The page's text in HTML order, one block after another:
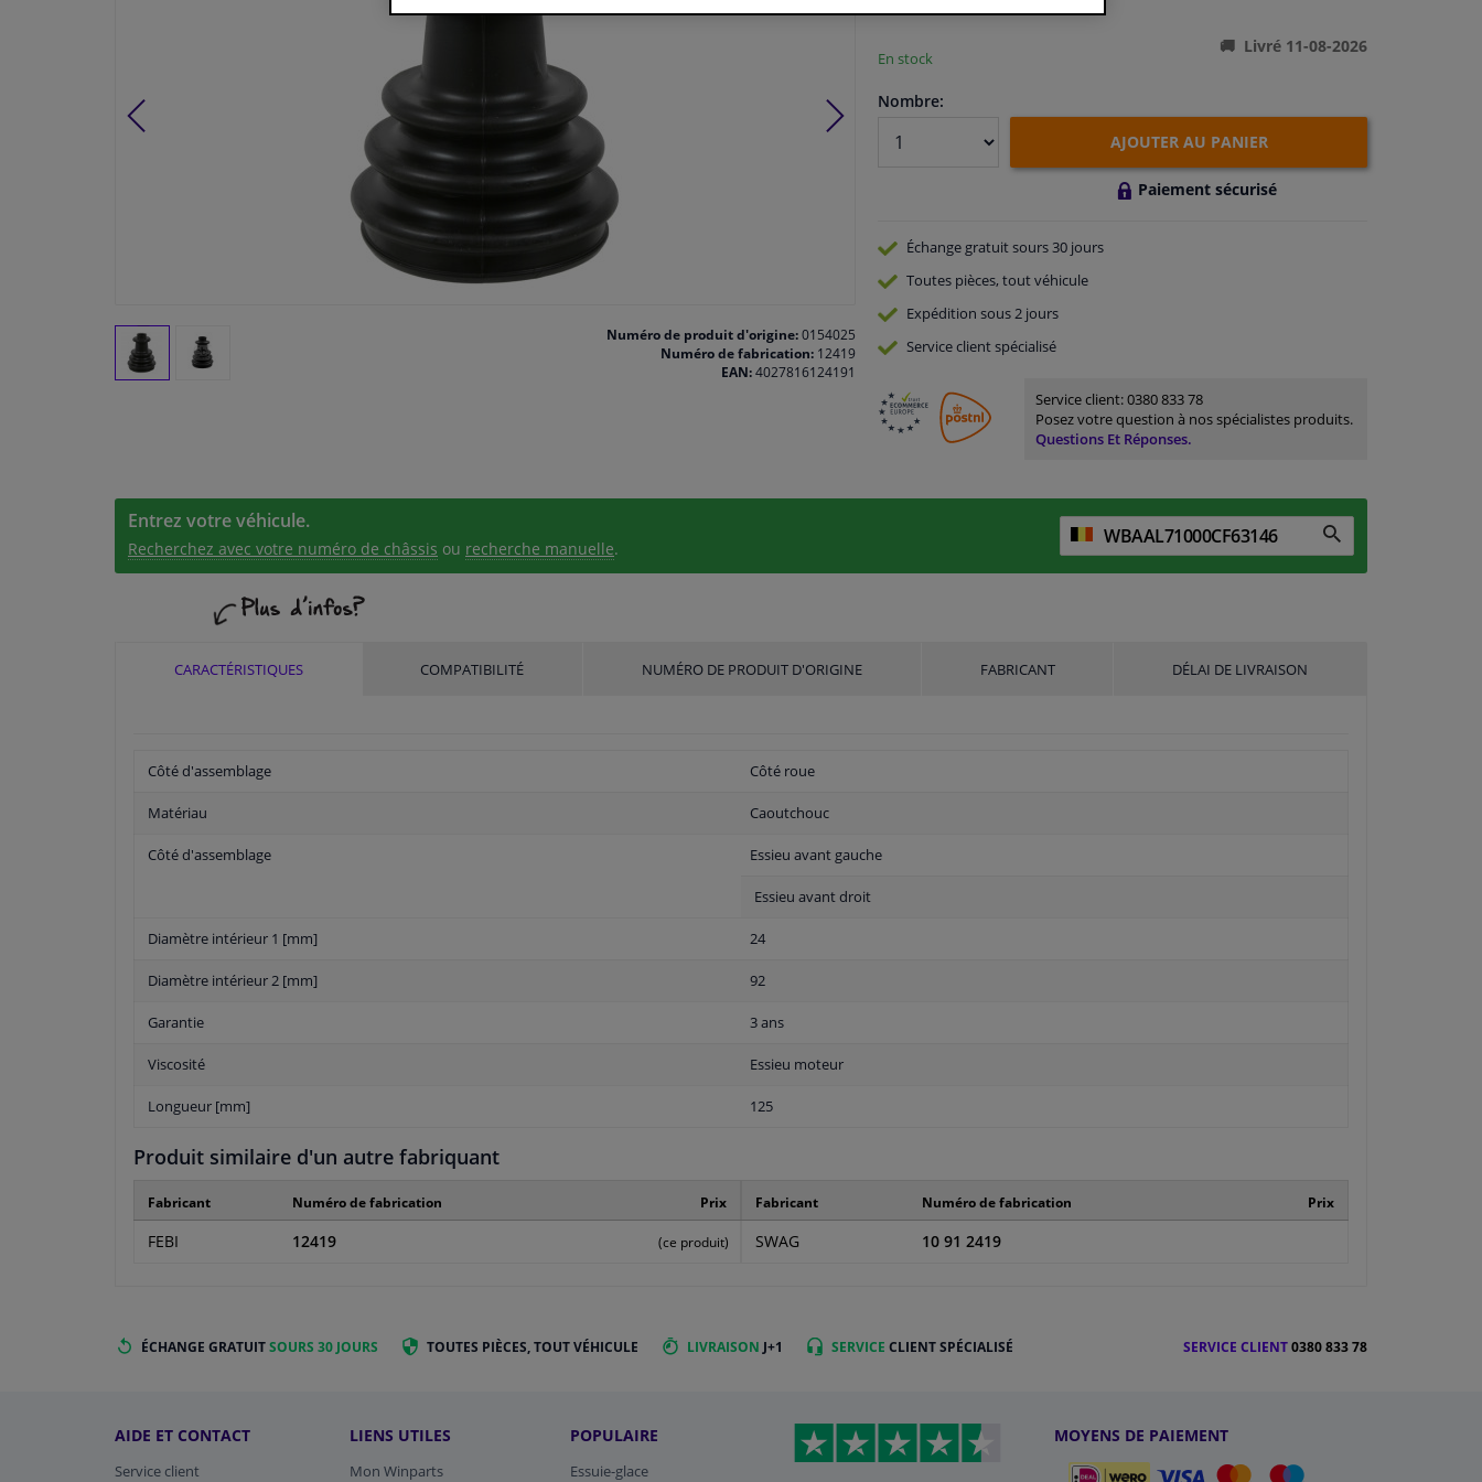
Numéro de produit d'origine:0154025
Numéro de fabrication:12419
EAN:4027816124191
En stock
Livré 11-08-2026
Nombre:
AJOUTER AU PANIER
Paiement sécurisé
Échange gratuitsours 30 jours
Toutes pièces, tout véhicule
Expédition sous 2 jours
Serviceclient spécialisé
Service client:0380 833 78
Posez votre question à nos spécialistes produits.
Questions Et Réponses.
Entrez votre véhicule.
Recherchez avec votre numéro de châssis ou recherche manuelle.
CARACTÉRISTIQUES COMPATIBILITÉ NUMÉRO DE PRODUIT D'ORIGINE FABRICANT DÉLAI DE LIVRAISON
Côté d'assemblage Côté roue
Matériau Caoutchouc
Côté d'assemblage Essieu avant gauche
Essieu avant droit
Diamètre intérieur 1 [mm] 24
Diamètre intérieur 2 [mm] 92
Garantie 3 ans
Viscosité Essieu moteur
Longueur [mm] 125
Produit similaire d'un autre fabriquant
Fabricant Numéro de fabrication Prix
FEBI 12419 (ce produit)
Fabricant Numéro de fabrication Prix
SWAG 10 91 2419
ÉCHANGE GRATUITSOURS 30 JOURS TOUTES PIÈCES, TOUT VÉHICULE LIVRAISON J+1 SERVICE CLIENT SPÉCIALISÉ SERVICE CLIENT0380 833 78
AIDE ET CONTACT
Service client
LIENS UTILES
Mon Winparts
POPULAIRE
Essuie-glace
MOYENS DE PAIEMENT